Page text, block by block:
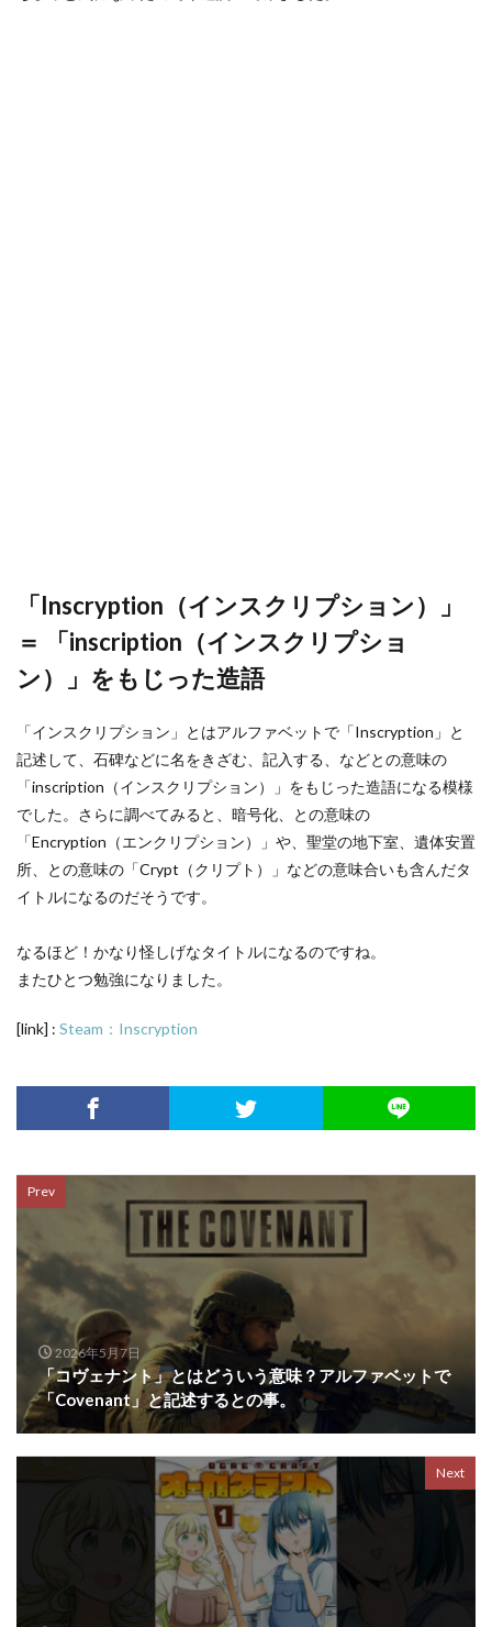
「Inscryption（インスクリプション）」
＝ 「inscription（インスクリプショ
ン）」をもじった造語
「インスクリプション」とはアルファベットで「Inscryption」と
記述して、石碑などに名をきざむ、記入する、などとの意味の
「inscription（インスクリプション）」をもじった造語になる模様
でした。さらに調べてみると、暗号化、との意味の
「Encryption（エンクリプション）」や、聖堂の地下室、遺体安置
所、との意味の「Crypt（クリプト）」などの意味合いも含んだタ
イトルになるのだそうです。
なるほど！かなり怪しげなタイトルになるのですね。
またひとつ勉強になりました。
[link] : Steam：Inscryption
Prev
2026年5月7日
「コヴェナント」とはどういう意味？アルファベットで
「Covenant」と記述するとの事。
Next